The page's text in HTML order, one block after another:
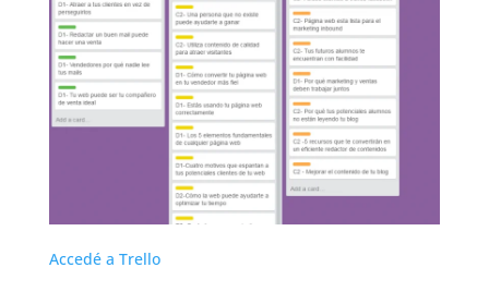
Accedé a Trello